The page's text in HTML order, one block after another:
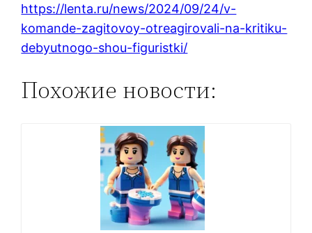
https://lenta.ru/news/2024/09/24/v-
komande-zagitovoy-otreagirovali-na-kritiku-
debyutnogo-shou-figuristki/
Похожие новости: